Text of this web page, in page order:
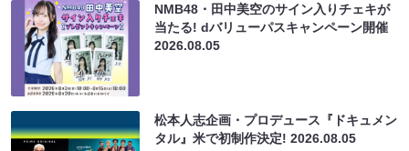
NMB48・田中美空のサイン入りチェキが
当たる! dバリューパスキャンペーン開催
2026.08.05
松本人志企画・プロデュース『ドキュメン
タル』米で初制作決定!2026.08.05